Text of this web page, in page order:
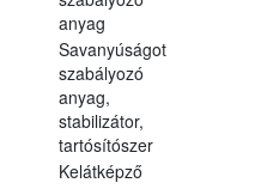
anyag
Savanyúságot
szabályozó
anyag,
stabilizátor,
tartósítószer
Kelátképző